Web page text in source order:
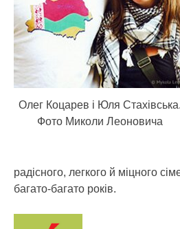
Олег Коцарев і Юля Стахівська.
Фото Миколи Леоновича
радісного, легкого й міцного
багато-багато років.